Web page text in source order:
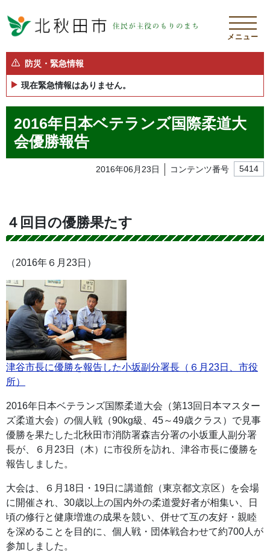
メニュー
防災・緊急情報
現在緊急情報はありません。
2016年日本ベテランズ国際柔道大
会優勝報告
2016年06月23日 コンテンツ番号 5414
４回目の優勝果たす
（2016年６月23日）
津谷市長に優勝を報告した小坂副分署長（６月23日、市役
所）
2016年日本ベテランズ国際柔道大会（第13回日本マスター
ズ柔道大会）の個人戦（90kg級、45～49歳クラス）で見事
優勝を果たした北秋田市消防署森吉分署の小坂重人副分署
長が、６月23日（木）に市役所を訪れ、津谷市長に優勝を
報告しました。
大会は、６月18日・19日に講道館（東京都文京区）を会場
に開催され、30歳以上の国内外の柔道愛好者が相集い、日
頃の修行と健康増進の成果を競い、併せて互の友好・親睦
を深めることを目的に、個人戦・団体戦合わせて約700人が
参加しました。